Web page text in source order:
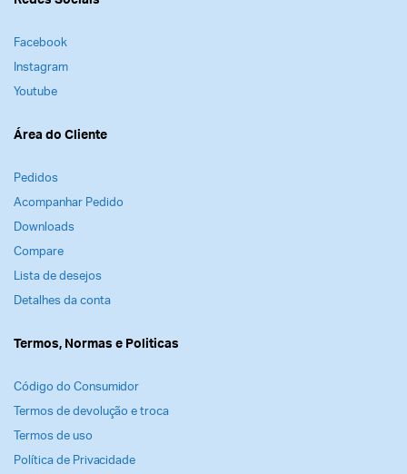
Facebook
Instagram
Youtube
Área do Cliente
Pedidos
Acompanhar Pedido
Downloads
Compare
Lista de desejos
Detalhes da conta
Termos, Normas e Politicas
Código do Consumidor
Termos de devolução e troca
Termos de uso
Política de Privacidade